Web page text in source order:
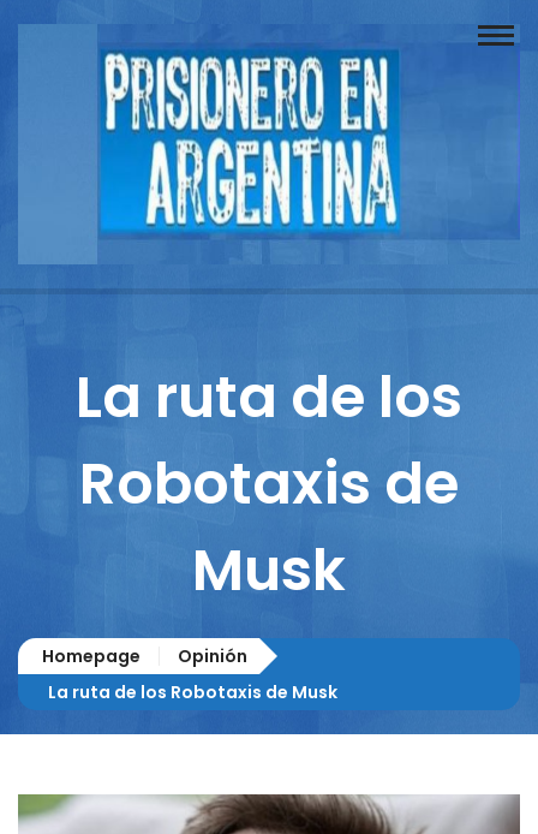
Buscador
Documentos
Reportajes
Columnistas
La ruta de los
Robotaxis de
Musk
Homepage
Opinión
La ruta de los Robotaxis de Musk